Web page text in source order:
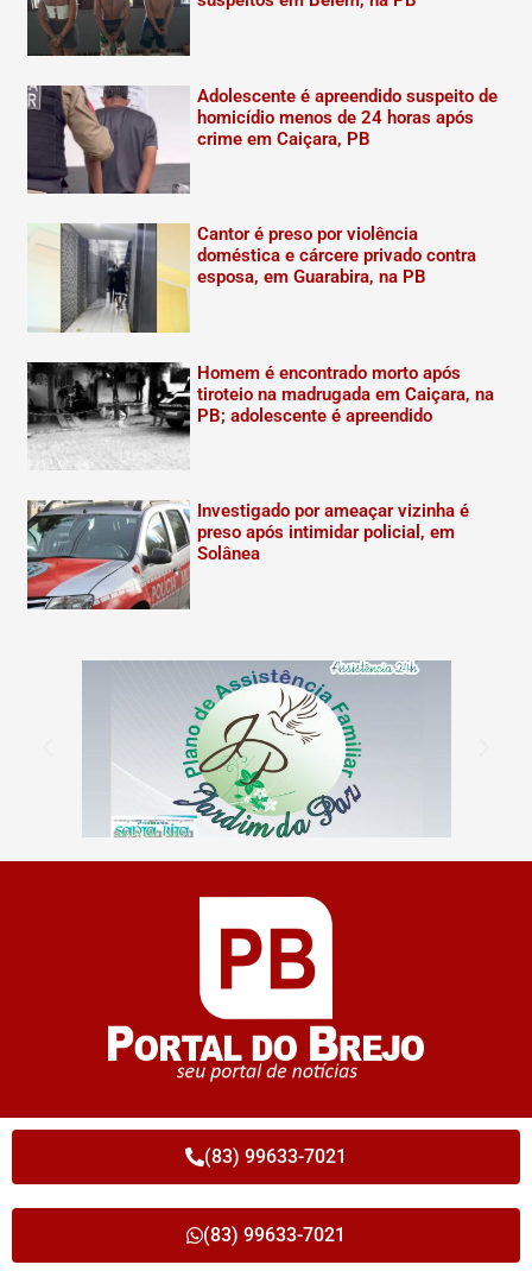
Adolescente é apreendido suspeito de
homicídio menos de 24 horas após
crime em Caiçara, PB
Cantor é preso por violência
doméstica e cárcere privado contra
esposa, em Guarabira, na PB
Homem é encontrado morto após
tiroteio na madrugada em Caiçara, na
PB; adolescente é apreendido
Investigado por ameaçar vizinha é
preso após intimidar policial, em
Solânea
(83) 99633-7021
(83) 99633-7021